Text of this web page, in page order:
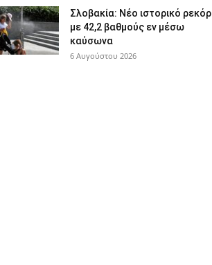
Σλοβακία: Νέο ιστορικό ρεκόρ
με 42,2 βαθμούς εν μέσω
καύσωνα
6 Αυγούστου 2026